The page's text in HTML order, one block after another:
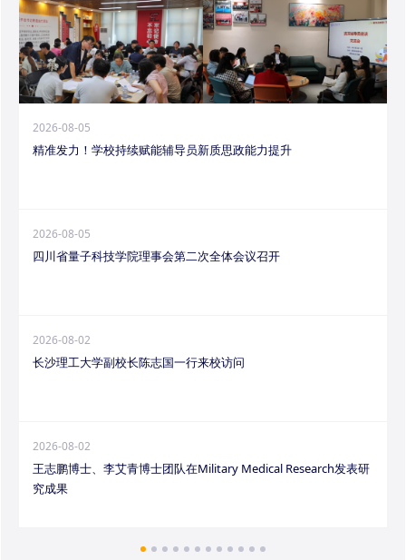
2026-08-05
精准发力！学校持续赋能辅导员新质思政能力提升
2026-08-05
四川省量子科技学院理事会第二次全体会议召开
2026-08-02
长沙理工大学副校长陈志国一行来校访问
2026-08-02
王志鹏博士、李艾青博士团队在Military Medical Research发表研
究成果